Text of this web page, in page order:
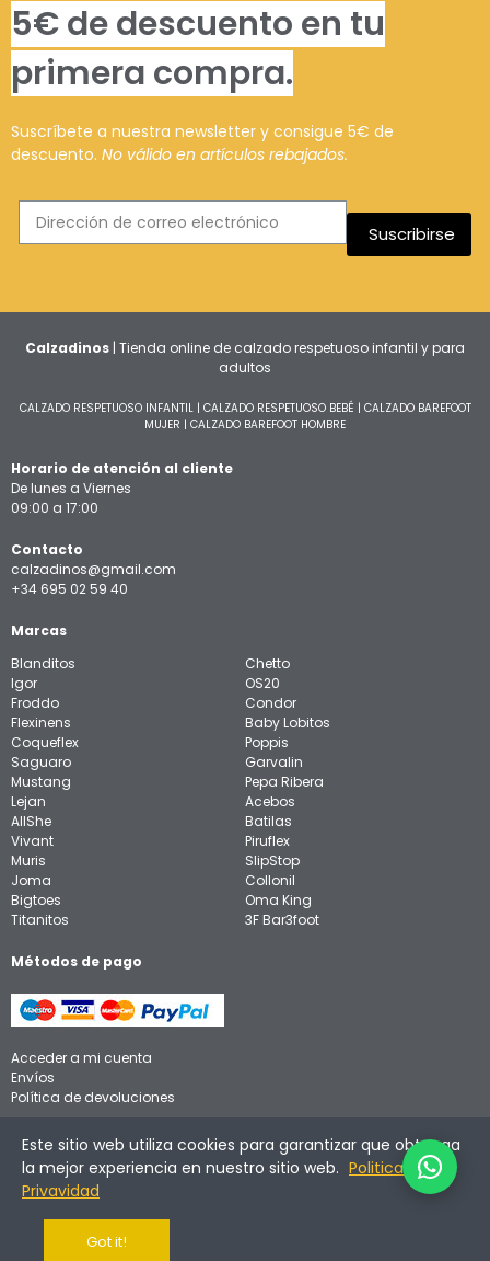
5€ de descuento en tu
primera compra.
Suscríbete a nuestra newsletter y consigue 5€ de
descuento. No válido en artículos rebajados.
Suscribirse
Calzadinos | Tienda online de calzado respetuoso infantil y para
adultos
CALZADO RESPETUOSO INFANTIL| CALZADO RESPETUOSO BEBÉ | CALZADO BAREFOOT
MUJER | CALZADO BAREFOOT HOMBRE
Horario de atención al cliente
De lunes a Viernes
09:00 a 17:00
Contacto
calzadinos@gmail.com
+34 695 02 59 40
Marcas
Blanditos
Igor
Froddo
Flexinens
Coqueflex
Saguaro
Mustang
Lejan
AllShe
Vivant
Muris
Joma
Bigtoes
Titanitos
Chetto
OS20
Condor
Baby Lobitos
Poppis
Garvalin
Pepa Ribera
Acebos
Batilas
Piruflex
SlipStop
Collonil
Oma King
3F Bar3foot
Métodos de pago
Acceder a mi cuenta
Envíos
Política de devoluciones
Aviso legal
Política de privacidad
Política de cookies
© 2026
Este sitio web utiliza cookies para garantizar que obtenga
la mejor experiencia en nuestro sitio web. Politica de
Privavidad
Got it!